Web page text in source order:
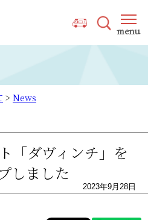
> News
「ダヴィンチ」を
しました
2023年9月28日